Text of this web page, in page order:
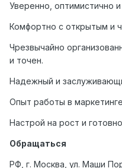
Уверенно, оптимистично
Комфортно с открытым и
Чрезвычайно
и точен.
Надежный и
Опыт работы в
Настрой на рост и
Обращаться
РФ, г. Москва, ул. Маши